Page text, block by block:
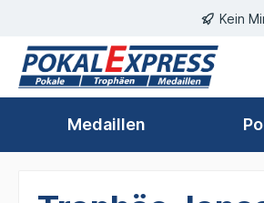
Zur Hauptnavigation Kein
Medaillen